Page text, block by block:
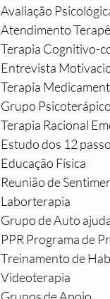
Avaliação
Atendimento
Terapia Cognitivo-
Entrevista
Terapia
Grupo Psicoterápico
Terapia Racional
Estudo dos 12
Educação Física
Reunião de
Laborterapia
Grupo de Auto
PPR Programa de
Treinamento de
Videoterapia